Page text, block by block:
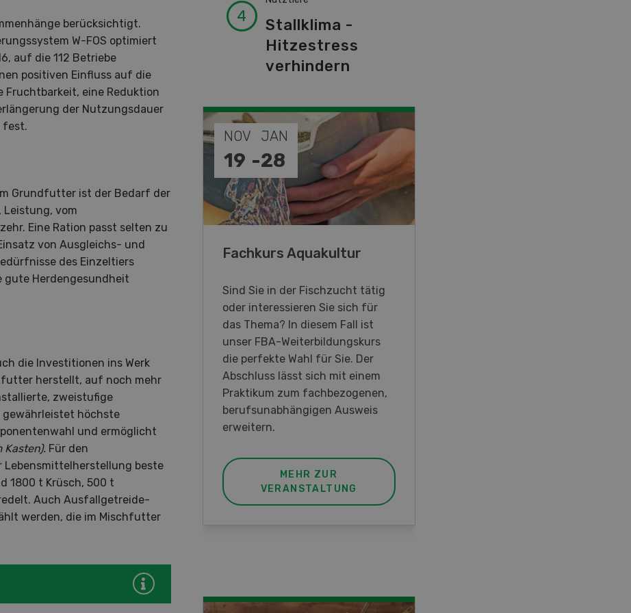
berücksichtigt.
W-FOS optimiert
auf die 112 Betriebe
positiven Einfluss auf die
Fruchtbarkeit, eine Reduktion
der Nutzungsdauer
fest.
Grundfutter ist der Bedarf der
Leistung, vom
Eine Ration passt selten zu
von Ausgleichs- und
des Einzeltiers
gute Herdengesundheit
die Investitionen ins Werk
herstellt, auf noch mehr
zweistufige
gewährleistet höchste
und ermöglicht
Kasten). Für den
Lebensmittelherstellung beste
1800 t Krüsch, 500 t
Auch Ausfallgetreide-
werden, die im Mischfutter
Stallklima -
Hitzestress
verhindern
on vous aime !
VERANSTALTUNG
NOV
19 -
JAN
28
Fachkurs Aquakultur
Sind Sie in der Fischzucht tätig
oder interessieren Sie sich für
das Thema? In diesem Fall ist
unser FBA-Weiterbildungskurs
die perfekte Wahl für Sie. Der
Abschluss lässt sich mit einem
Praktikum zum fachbezogenen,
berufsunabhängigen Ausweis
erweitern.
MEHR ZUR
VERANSTALTUNG